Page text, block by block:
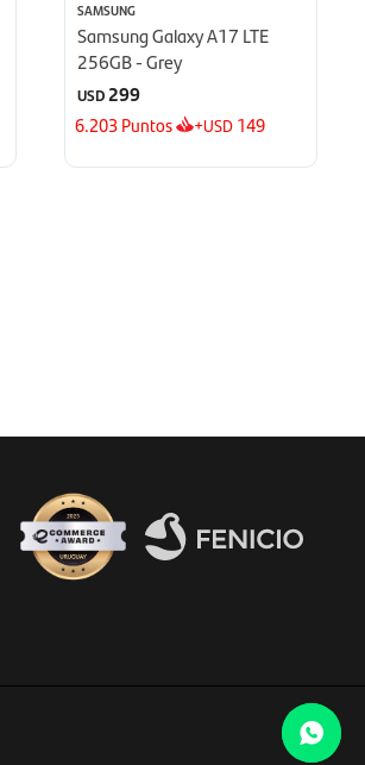
SAMSUNG
Samsung Galaxy A17 LTE
256GB - Grey
USD299
6.203Puntos +USD 149
Fenicio eCommerce Uruguay